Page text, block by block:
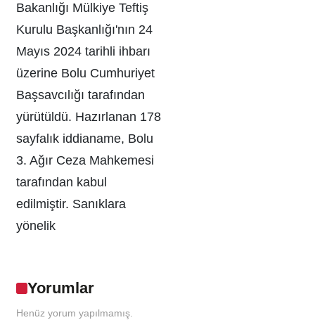
Bakanlığı Mülkiye Teftiş
Kurulu Başkanlığı'nın 24
Mayıs 2024 tarihli ihbarı
üzerine Bolu Cumhuriyet
Başsavcılığı tarafından
yürütüldü. Hazırlanan 178
sayfalık iddianame, Bolu
3. Ağır Ceza Mahkemesi
tarafından kabul
edilmiştir. Sanıklara
yönelik
Yorumlar
Henüz yorum yapılmamış.